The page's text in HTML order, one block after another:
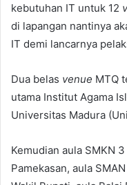
kebutuhan IT untuk 12
di lapangan nantinya
IT demi lancarnya
Dua belas venue MTQ
utama Institut Agama
Universitas Madura
Kemudian aula SMKN
Pamekasan, aula